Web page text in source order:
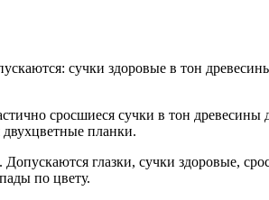
сучки здоровые в тон
сросшиеся сучки в тон
планки.
глазки, сучки здоровые,
по цвету.